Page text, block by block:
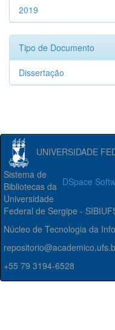
2019
Tipo de Documento
Dissertação
UNIVERSIDADE
DSpace
Sistema de
Bibliotecas da
Universidade
Federal de Sergipe -
Núcleo de Tecnologia da
+55 79 3194-6528